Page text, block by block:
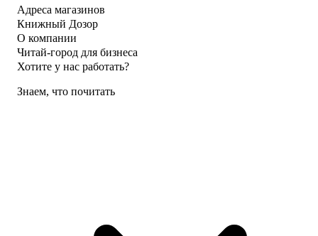
Адреса магазинов
Книжный Дозор
О компании
Читай-город для бизнеса
Хотите у нас работать?
Знаем, что почитать